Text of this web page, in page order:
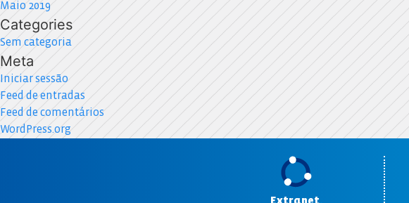
Maio 2019
Categories
Sem categoria
Meta
Iniciar sessão
Feed de entradas
Feed de comentários
WordPress.org